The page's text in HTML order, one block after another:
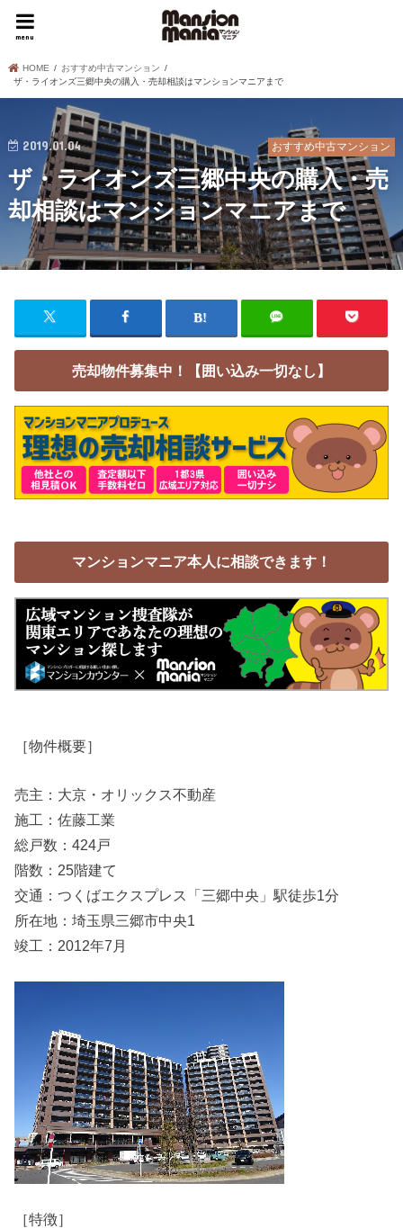
menu
HOME
おすすめ中古マンション
ザ・ライオンズ三郷中央の購入・売却相談はマンションマニアまで
おすすめ中古マンション
2019.01.04
ザ・ライオンズ三郷中央の購入・売
却相談はマンションマニアまで
売却物件募集中！【囲い込み一切なし】
マンションマニア本人に相談できます！
［物件概要］
売主：大京・オリックス不動産
施工：佐藤工業
総戸数：424戸
階数：25階建て
交通：つくばエクスプレス「三郷中央」駅徒歩1分
所在地：埼玉県三郷市中央1
竣工：2012年7月
［特徴］